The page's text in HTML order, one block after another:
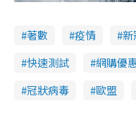
著數 疫情 新
快速測試
網購優
冠狀病毒
歐盟